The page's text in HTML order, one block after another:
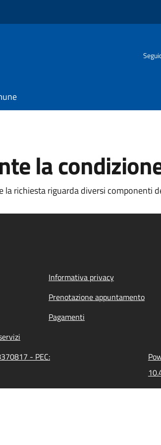
la
richiesta riguarda diversi componenti
Informativa privacy
Prenotazione appuntamento
Pagamenti
- PEC: